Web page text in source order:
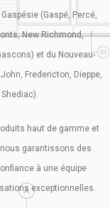
(Gaspé, Percé,
New Richmond,
et du Nouveau-
Fredericton, Dieppe,
haut de gamme et
garantissons des
à une équipe
exceptionnelles.